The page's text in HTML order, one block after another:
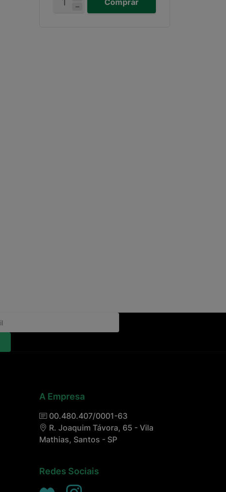
A Empresa
00.480.407/0001-63
R. Joaquim Távora, 65 - Vila
Mathias, Santos - SP
Redes Sociais